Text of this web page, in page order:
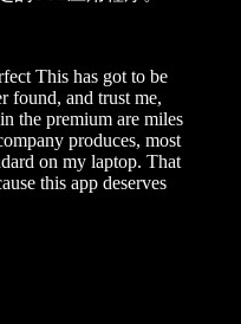
This has got to be
found, and trust me,
the premium are miles
produces, most
on my laptop. That
this app deserves